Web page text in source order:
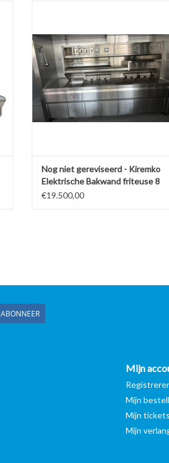
TOEVOEGEN AAN WINKELWAGEN
Nog niet gereviseerd - Kiremko
Elektrische Bakwand friteuse 8
manden 400V
€19.500,00
ABONNEER
Mijn
Mijn
Mijn tickets
Mijn